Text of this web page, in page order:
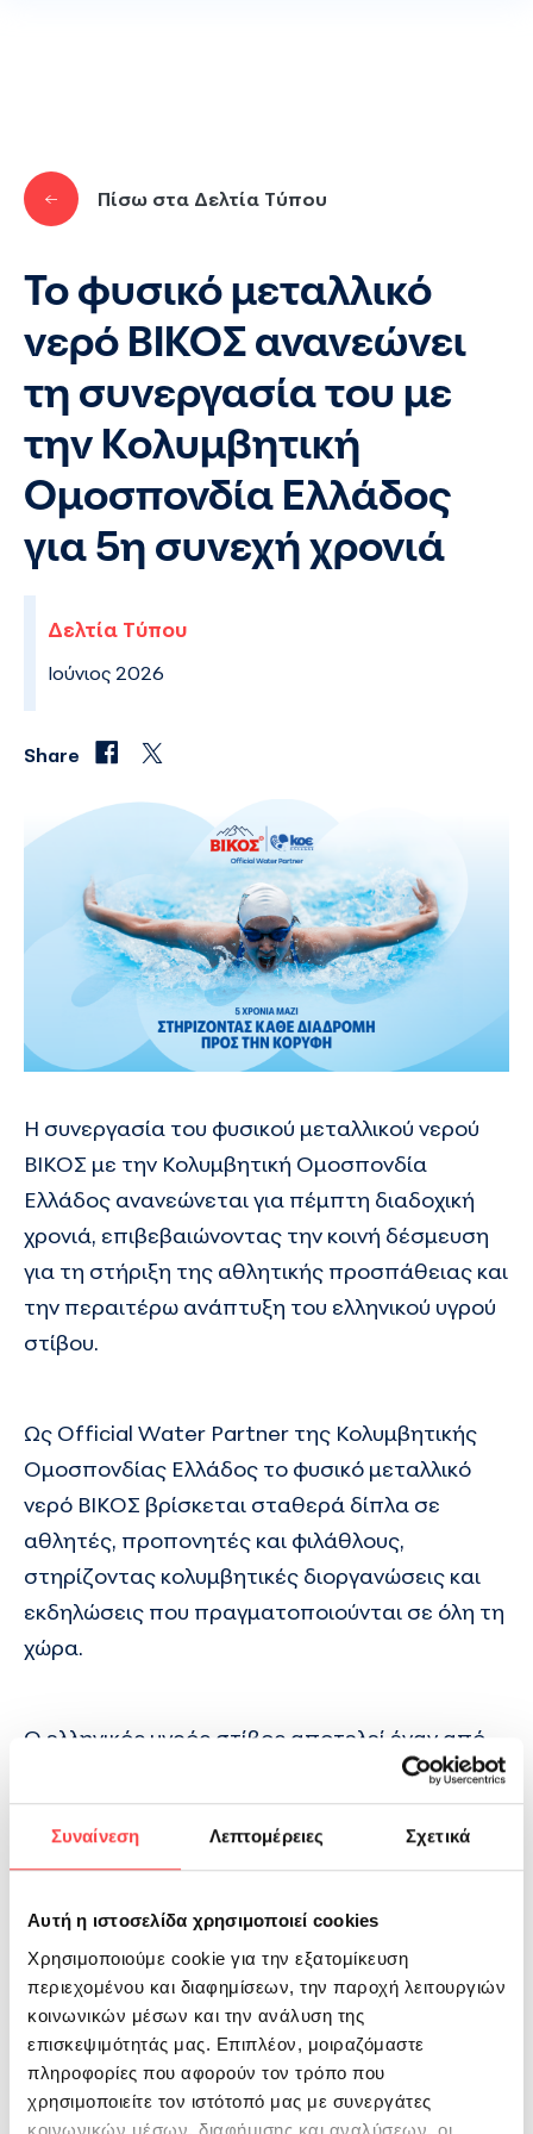
Συναίνεση Λεπτομέρειες Σχετικά
Αυτή η ιστοσελίδα χρησιμοποιεί cookies
Χρησιμοποιούμε cookie για την εξατομίκευση
περιεχομένου και διαφημίσεων, την παροχή λειτουργιών
κοινωνικών μέσων και την ανάλυση της
επισκεψιμότητάς μας. Επιπλέον, μοιραζόμαστε
πληροφορίες που αφορούν τον τρόπο που
χρησιμοποιείτε τον ιστότοπό μας με συνεργάτες
κοινωνικών μέσων, διαφήμισης και αναλύσεων, οι
Πίσω στα Δελτία Τύπου
Το φυσικό μεταλλικό
νερό ΒΙΚΟΣ ανανεώνει
τη συνεργασία του με
την Κολυμβητική
Ομοσπονδία Ελλάδος
για 5η συνεχή χρονιά
Δελτία Τύπου
Ιούνιος 2026
Share
Η συνεργασία του φυσικού μεταλλικού νερού
ΒΙΚΟΣ με την Κολυμβητική Ομοσπονδία
Ελλάδος ανανεώνεται για πέμπτη διαδοχική
χρονιά, επιβεβαιώνοντας την κοινή δέσμευση
για τη στήριξη της αθλητικής προσπάθειας και
την περαιτέρω ανάπτυξη του ελληνικού υγρού
στίβου.
Ως Official Water Partner της Κολυμβητικής
Ομοσπονδίας Ελλάδος το φυσικό μεταλλικό
νερό ΒΙΚΟΣ βρίσκεται σταθερά δίπλα σε
αθλητές, προπονητές και φιλάθλους,
στηρίζοντας κολυμβητικές διοργανώσεις και
εκδηλώσεις που πραγματοποιούνται σε όλη τη
χώρα.
Ο ελληνικός υγρός στίβος αποτελεί έναν από
τους πιο ζωντανούς και επιτυχημένους
πυλώνες του ελληνικού αθλητισμού, με
σημαντικές διακρίσεις, ισχυρή παρουσία και
όραμα της εξέλιξης και της αριστείας. Μέσα
σε αυτό το περιβάλλον, το φυσικό μεταλλικό
νερό ΒΙΚΟΣ συνεχίζει να επενδύει σε
πρωτοβουλίες που προάγουν το αθλητικό
ιδεώδες και ενδυναμώνουν τη σύνδεσή του με
κοινότητες που εμπνέουν και δημιουργούν